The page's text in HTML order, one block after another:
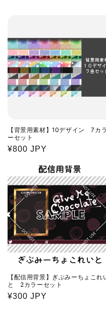
【背景用素材】10デザイン 7カラ
ーセット
通
格
¥800 JPY
【配信用背景】ぎぶみーちょこれ
と 2カラーセット
通
¥300 JPY